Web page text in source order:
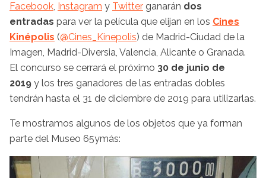
Facebook, Instagram y Twitter ganarán dos
entradas para ver la película que elijan en los Cines
Kinépolis (@Cines_Kinepolis) de Madrid-Ciudad de la
Imagen, Madrid-Diversia, Valencia, Alicante o Granada.
El concurso se cerrará el próximo 30 de junio de
2019 y los tres ganadores de las entradas dobles
tendrán hasta el 31 de diciembre de 2019 para utilizarlas.
Te mostramos algunos de los objetos que ya forman
parte del Museo 65ymás: